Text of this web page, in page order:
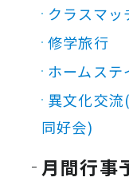
クラスマッ
修学旅行
ホームステ
異文化交
同好会)
月間行事